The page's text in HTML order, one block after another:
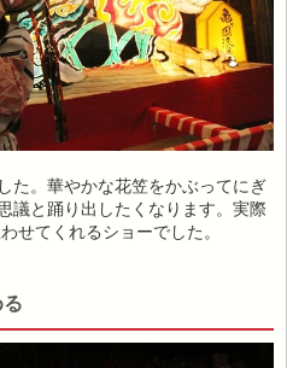
た。華やかな花笠をかぶってにぎ
議と踊り出したくなります。実際
せてくれるショーでした。